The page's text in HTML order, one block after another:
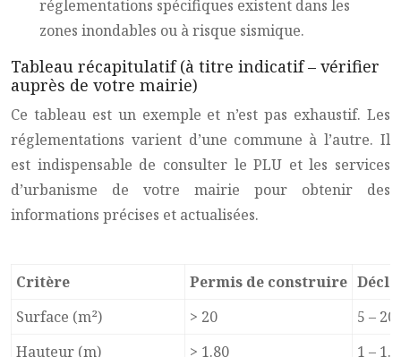
réglementations spécifiques existent dans les
zones inondables ou à risque sismique.
Tableau récapitulatif (à titre indicatif – vérifier
auprès de votre mairie)
Ce tableau est un exemple et n’est pas exhaustif. Les
réglementations varient d’une commune à l’autre. Il
est indispensable de consulter le PLU et les services
d’urbanisme de votre mairie pour obtenir des
informations précises et actualisées.
Critère Permis de construire
Surface (m²)
> 20
5 – 20
Hauteur (m)
> 1.80
1 –